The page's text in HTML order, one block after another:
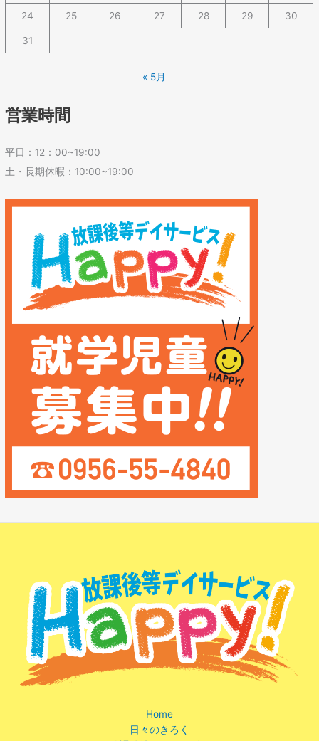
24 25 26 27 28 29 30
31
« 5月
営業時間
平日：12：00~19:00
土・長期休暇：10:00~19:00
Home
日々のきろく